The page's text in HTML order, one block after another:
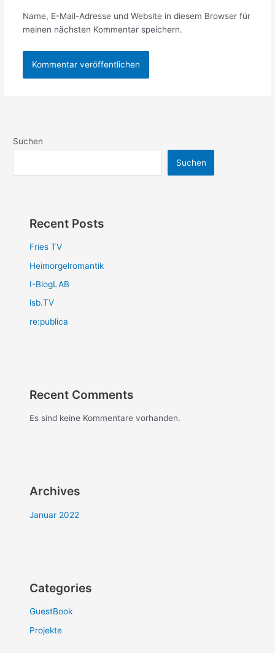
Name, E-Mail-Adresse und Website in diesem Browser für
meinen nächsten Kommentar speichern.
Suchen
Suchen
Recent Posts
Fries TV
Heimorgelromantik
I-BlogLAB
lsb.TV
re:publica
Recent Comments
Es sind keine Kommentare vorhanden.
Archives
Januar 2022
Categories
GuestBook
Projekte